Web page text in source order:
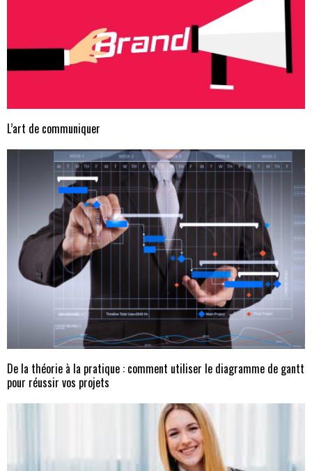
L’art de communiquer
De la théorie à la pratique : comment utiliser le diagramme de gantt
pour réussir vos projets